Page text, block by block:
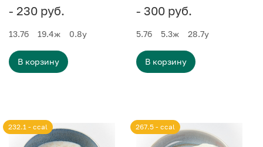
- 230 руб.
13.7б 19.4ж 0.8у
В корзину
- 300 руб.
5.7б 5.3ж 28.7у
В корзину
232.1 - ccal 267.5 - ccal